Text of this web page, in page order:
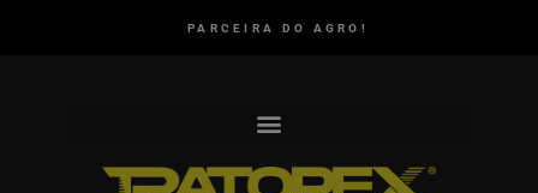
PARCEIRA DO AGRO!